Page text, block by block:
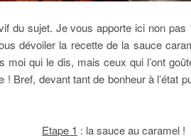
du sujet. Je vous apporte ici non
dévoiler la recette de la sauce
moi qui le dis, mais ceux qui l’ont
! Bref, devant tant de bonheur à l’état
Etape 1 : la sauce au caramel !